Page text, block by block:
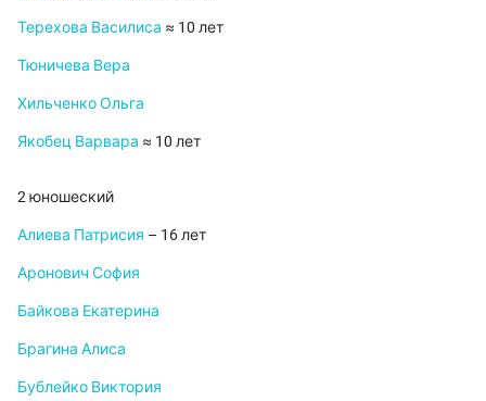
Терехова Василиса ≈ 10 лет
Тюничева Вера
Хильченко Ольга
Якобец Варвара ≈ 10 лет
2 юношеский
Алиева Патрисия – 16 лет
Аронович София
Байкова Екатерина
Брагина Алиса
Бублейко Виктория